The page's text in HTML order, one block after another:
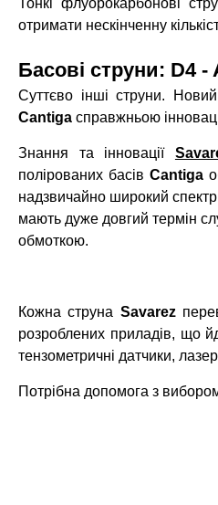
Тонкі флуорокарбонові
отримати нескінченну
Басові струни: D4 -
Суттєво інші струни.
Cantiga справжньою
Знання та інновації
полірованих басів Cantiga
надзвичайно широкий спектр
мають дуже довгий термін
обмоткою.
Кожна струна Savarez
розроблених приладів, що
тензометричні датчики,
Потрібна допомога з